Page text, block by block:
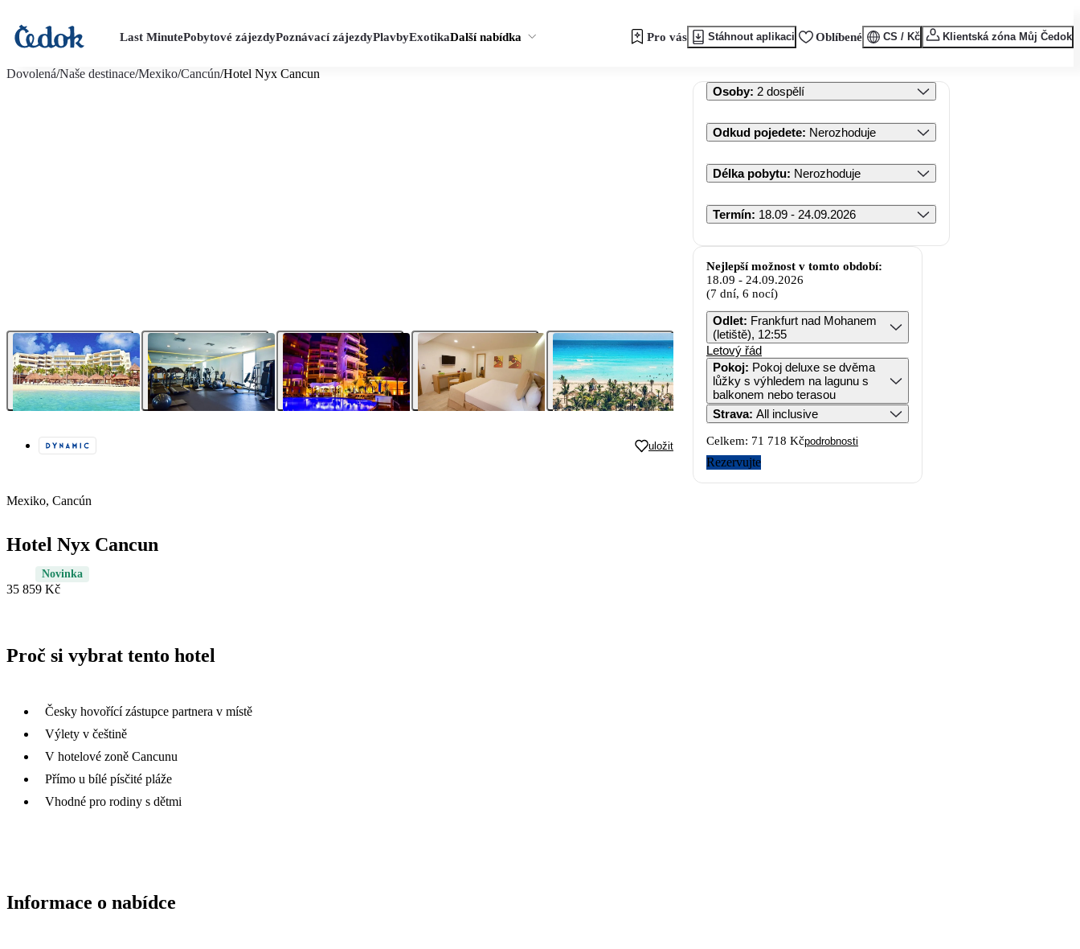
Last MinutePobytové zájezdyPoznávací zájezdyPlavbyExotikaDalší nabídka Pro vás Stáhnout aplikaci Oblíbené CS / Kč Klientská zóna Můj Čedok
Dovolená/Naše destinace/Mexiko/Cancún/Hotel Nyx Cancun
uložit
Mexiko, Cancún
Hotel Nyx Cancun
Novinka
35 859 Kč
Proč si vybrat tento hotel
Česky hovořící zástupce partnera v místě
Výlety v češtině
V hotelové zoně Cancunu
Přímo u bílé písčité pláže
Vhodné pro rodiny s dětmi
Informace o nabídce
Osoby: 2 dospělí
Odkud pojedete: Nerozhoduje
Délka pobytu: Nerozhoduje
Termín: 18.09 - 24.09.2026
Nejlepší možnost v tomto období:
18.09 - 24.09.2026
(7 dní, 6 nocí)
Odlet: Frankfurt nad Mohanem
(letiště), 12:55
Letový řád
Pokoj: Pokoj deluxe se dvěma
lůžky s výhledem na lagunu s
balkonem nebo terasou
Strava: All inclusive
Celkem: 71 718 Kčpodrobnosti
Rezervujte